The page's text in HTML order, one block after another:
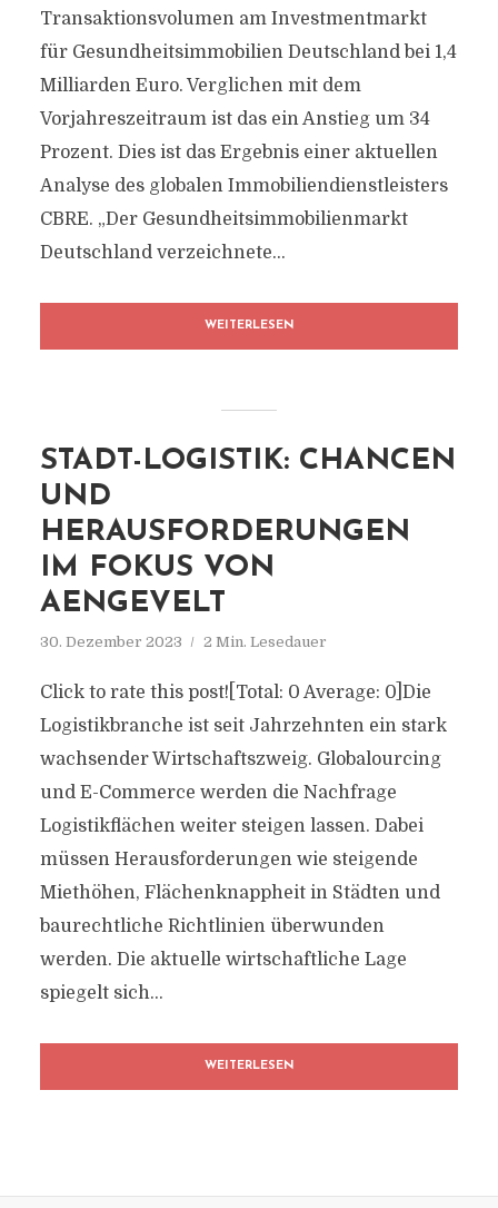
Transaktionsvolumen am Investmentmarkt
für Gesundheitsimmobilien Deutschland bei 1,4
Milliarden Euro. Verglichen mit dem
Vorjahreszeitraum ist das ein Anstieg um 34
Prozent. Dies ist das Ergebnis einer aktuellen
Analyse des globalen Immobiliendienstleisters
CBRE. „Der Gesundheitsimmobilienmarkt
Deutschland verzeichnete...
WEITERLESEN
STADT-LOGISTIK: CHANCEN
UND
HERAUSFORDERUNGEN
IM FOKUS VON
AENGEVELT
30. Dezember 2023 2 Min. Lesedauer
Click to rate this post![Total: 0 Average: 0]Die
Logistikbranche ist seit Jahrzehnten ein stark
wachsender Wirtschaftszweig. Globalourcing
und E-Commerce werden die Nachfrage
Logistikflächen weiter steigen lassen. Dabei
müssen Herausforderungen wie steigende
Miethöhen, Flächenknappheit in Städten und
baurechtliche Richtlinien überwunden
werden. Die aktuelle wirtschaftliche Lage
spiegelt sich...
WEITERLESEN